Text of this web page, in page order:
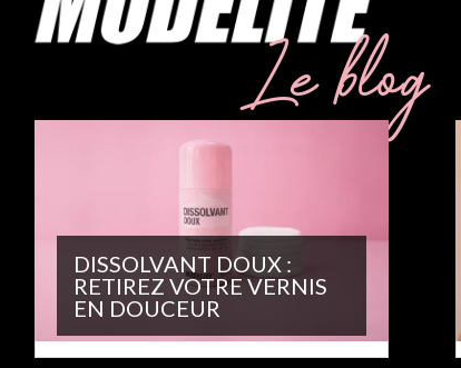
Le blog
DISSOLVANT DOUX :
RETIREZ VOTRE VERNIS
EN DOUCEUR